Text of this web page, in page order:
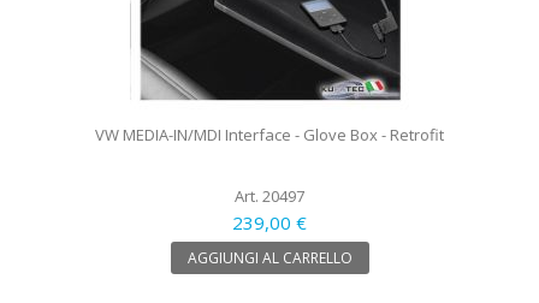
VW MEDIA-IN/MDI Interface - Glove Box - Retrofit
Art. 20497
239,00 €
AGGIUNGI AL CARRELLO